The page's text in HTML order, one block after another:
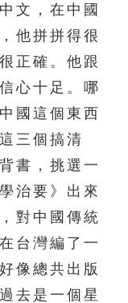
文，在中國
他拼拼得很
正確。他跟
心十足。哪
國這個東西
三個搞清
書，挑選一
治要》出來
對中國傳統
台灣編了一
像總共出版
去是一個星